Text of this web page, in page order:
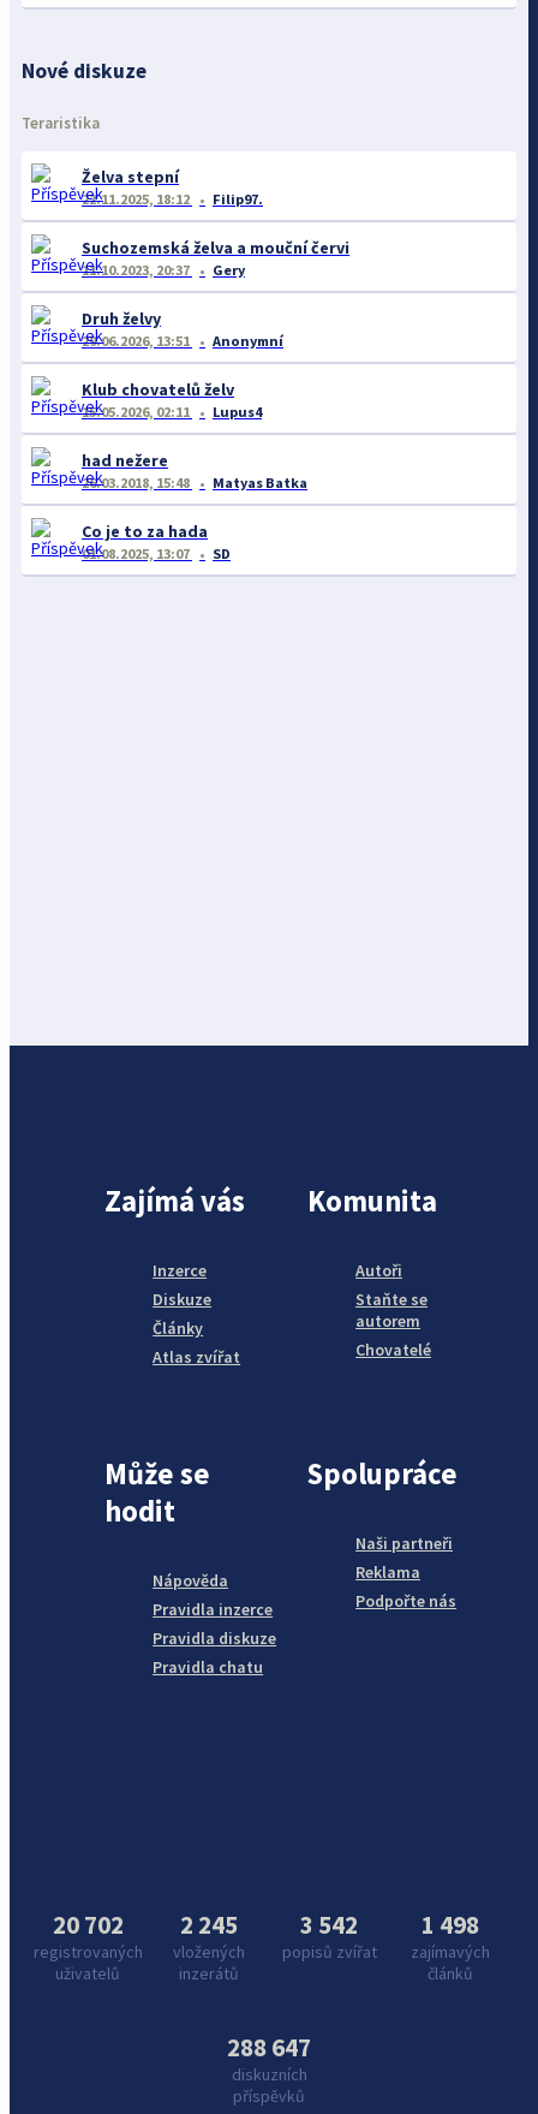
Nové diskuze
Teraristika
Želva stepní
22.11.2025, 18:12 Filip97.
Suchozemská želva a mouční červi
11.10.2023, 20:37 Gery
Druh želvy
29.06.2026, 13:51 Anonymní
Klub chovatelů želv
15.05.2026, 02:11 Lupus4
had nežere
26.03.2018, 15:48 Matyas Batka
Co je to za hada
01.08.2025, 13:07 SD
Zajímá vás
Inzerce
Diskuze
Články
Atlas zvířat
Komunita
Autoři
Staňte se
autorem
Chovatelé
Může se
hodit
Nápověda
Pravidla inzerce
Pravidla diskuze
Pravidla chatu
Spolupráce
Naši partneři
Reklama
Podpořte nás
20 702
registrovaných
uživatelů
2 245
vložených
inzerátů
3 542
popisů zvířat
1 498
zajímavých
článků
288 647
diskuzních
příspěvků